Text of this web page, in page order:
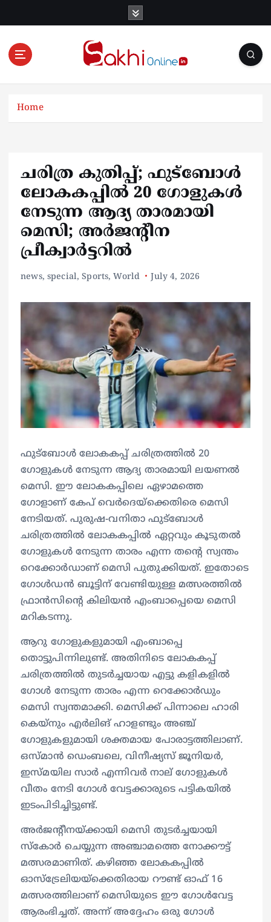
Online News Portal
Home
ചരിത്ര കുതിപ്പ്; ഫുട്ബോൾ
ലോകകപ്പിൽ 20 ഗോളുകള്‍
നേടുന്ന ആദ്യ താരമായി
മെസി; അര്‍ജന്റീന
പ്രീക്വാര്‍ട്ടറില്‍
news, special,Sports,World July 4, 2026
ഫുട്‌ബോള്‍ ലോകകപ്പ് ചരിത്രത്തില്‍ 20
ഗോളുകള്‍ നേടുന്ന ആദ്യ താരമായി ലയണൽ
മെസി. ഈ ലോകകപ്പിലെ ഏഴാമത്തെ
ഗോളാണ് കേപ് വെര്‍ദെയ്‌ക്കെതിരെ മെസി
നേടിയത്. പുരുഷ-വനിതാ ഫുട്‌ബോള്‍
ചരിത്രത്തില്‍ ലോകകപ്പില്‍ ഏറ്റവും കൂടുതല്‍
ഗോളുകള്‍ നേടുന്ന താരം എന്ന തന്റെ സ്വന്തം
റെക്കോര്‍ഡാണ് മെസി പുതുക്കിയത്. ഇതോടെ
ഗോള്‍ഡന്‍ ബൂട്ടിന് വേണ്ടിയുള്ള മത്സരത്തില്‍
ഫ്രാന്‍സിന്റെ കിലിയന്‍ എംബാപ്പെയെ മെസി
മറികടന്നു.
ആറു ഗോളുകളുമായി എംബാപ്പെ
തൊട്ടുപിന്നിലുണ്ട്. അതിനിടെ ലോകകപ്പ്
ചരിത്രത്തില്‍ തുടര്‍ച്ചയായ എട്ടു കളികളില്‍
ഗോള്‍ നേടുന്ന താരം എന്ന റെക്കോര്‍ഡും
മെസി സ്വന്തമാക്കി. മെസിക്ക് പിന്നാലെ ഹാരി
കെയ്‌നും എർലിങ് ഹാളണ്ടും അഞ്ച്
ഗോളുകളുമായി ശക്തമായ പോരാട്ടത്തിലാണ്.
ഒസ്മാൻ ഡെംബലെ, വിനീഷ്യസ് ജൂനിയർ,
ഇസ്മയില സാർ എന്നിവർ നാല് ഗോളുകൾ
വീതം നേടി ഗോൾ വേട്ടക്കാരുടെ പട്ടികയിൽ
ഇടംപിടിച്ചിട്ടുണ്ട്.
അര്‍ജന്റീനയ്ക്കായി മെസി തുടര്‍ച്ചയായി
സ്‌കോര്‍ ചെയ്യുന്ന അഞ്ചാമത്തെ നോക്കൗട്ട്
മത്സരമാണിത്. കഴിഞ്ഞ ലോകകപ്പില്‍
ഓസ്ട്രേലിയയ്ക്കെതിരായ റൗണ്ട് ഓഫ് 16
മത്സരത്തിലാണ് മെസിയുടെ ഈ ഗോള്‍വേട്ട
ആരംഭിച്ചത്. അന്ന് അദ്ദേഹം ഒരു ഗോള്‍